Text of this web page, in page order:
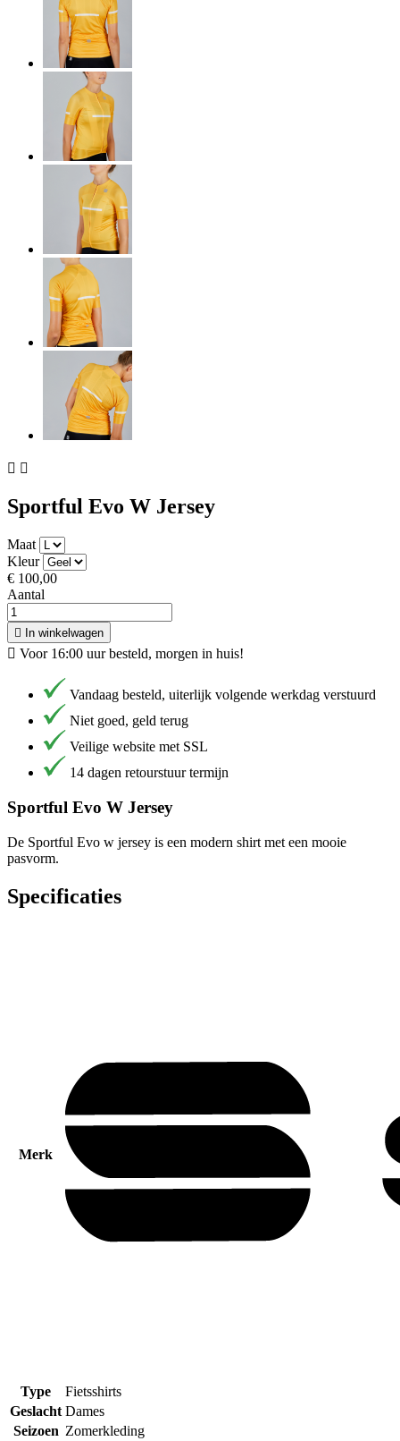
 
Sportful Evo W Jersey
Maat
Kleur
€ 100,00
Aantal
 In winkelwagen
 Voor 16:00 uur besteld, morgen in huis!
Vandaag besteld, uiterlijk volgende werkdag verstuurd
Niet goed, geld terug
Veilige website met SSL
14 dagen retourstuur termijn
Sportful Evo W Jersey
De Sportful Evo w jersey is een modern shirt met een mooie
pasvorm.
Specificaties
Merk
Type
Fietsshirts
Geslacht Dames
Seizoen Zomerkleding